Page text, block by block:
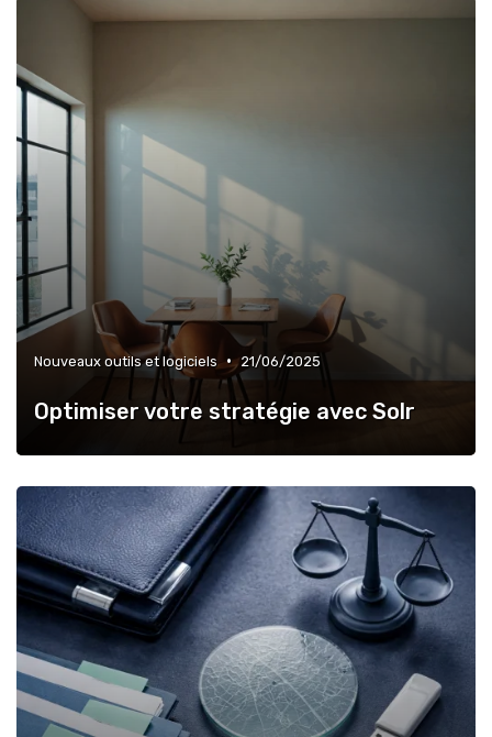
Nouveaux outils et logiciels • 21/06/2025
Optimiser votre stratégie avec Solr